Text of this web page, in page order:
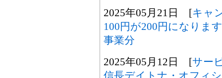
2025年05月21日 [キャ
100円が200円になりま
事業分
2025年05月12日 [サー
信長デイトナ・オフィ